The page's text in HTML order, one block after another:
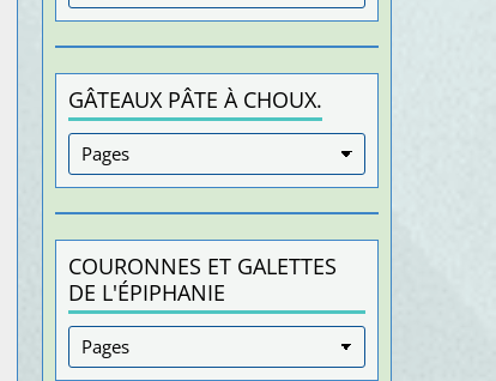
GÂTEAUX PÂTE À CHOUX.
COURONNES ET GALETTES
DE L'ÉPIPHANIE